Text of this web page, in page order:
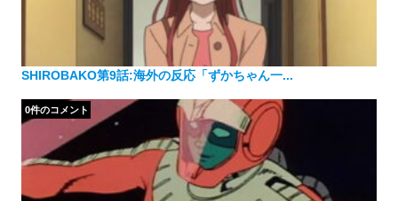
SHIROBAKO第9話:海外の反応「ずかちゃん一...
0件のコメント